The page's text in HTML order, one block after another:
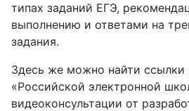
типах заданий ЕГЭ,
выполнению и ответами на
задания.
Здесь же можно найти ссылки
«Российской электронной
видеоконсультации от